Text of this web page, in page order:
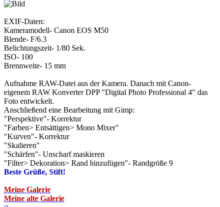
EXIF-Daten:
Kameramodell- Canon EOS M50
Blende- F/6.3
Belichtungszeit- 1/80 Sek.
ISO- 100
Brennweite- 15 mm
Aufnahme RAW-Datei aus der Kamera. Danach mit Canon-
eigenem RAW Konverter DPP "Digital Photo Professional 4" das
Foto entwickelt.
Anschließend eine Bearbeitung mit Gimp:
"Perspektive"- Korrektur
"Farben> Entsättigen> Mono Mixer"
"Kurven"- Korrektur
"Skalieren"
"Schärfen"- Unscharf maskieren
"Filter> Dekoration> Rand hinzufügen"- Randgröße 9
Beste Grüße, Stift!
Meine Galerie
Meine alte Galerie